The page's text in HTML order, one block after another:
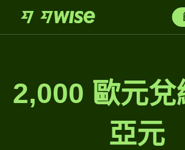
2,000 歐元兌
亞元